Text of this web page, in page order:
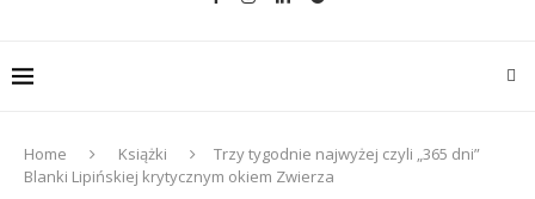
Home Książki
Trzy tygodnie najwyżej czyli „365 dni”
Blanki Lipińskiej krytycznym okiem Zwierza